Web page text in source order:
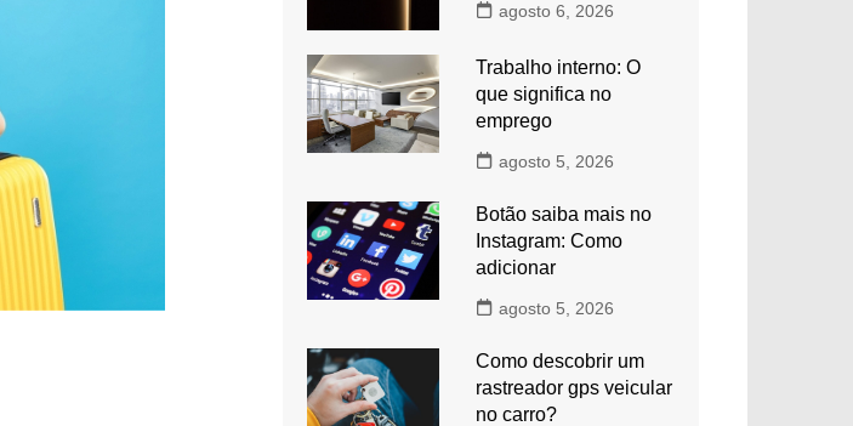
agosto 6, 2026
Trabalho interno: O
que significa no
emprego
agosto 5, 2026
Botão saiba mais no
Instagram: Como
adicionar
agosto 5, 2026
Como descobrir um
rastreador gps veicular
no carro?